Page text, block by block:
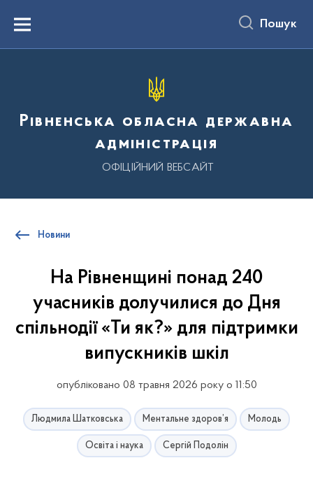
вмістуMenu Пошук
Рівненська обласна державна
адміністрація
ОФІЦІЙНИЙ ВЕБСАЙТ
Новини
На Рівненщині понад 240
учасників долучилися до Дня
спільнодії «Ти як?» для підтримки
випускників шкіл
опубліковано 08 травня 2026 року о 11:50
Людмила Шатковська Ментальне здоров’я Молодь
Освіта і наука Сергій Подолін